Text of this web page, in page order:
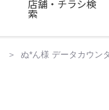
店舗・チラシ検
索
ぬ*ん様 データカウン